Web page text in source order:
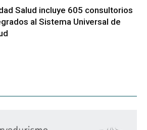
Salud incluye 605 consultorios
al Sistema Universal de